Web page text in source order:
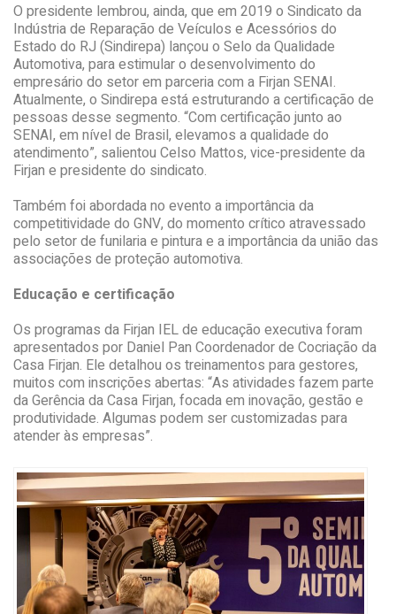
O presidente lembrou, ainda, que em 2019 o Sindicato da
Indústria de Reparação de Veículos e Acessórios do
Estado do RJ (Sindirepa) lançou o Selo da Qualidade
Automotiva, para estimular o desenvolvimento do
empresário do setor em parceria com a Firjan SENAI.
Atualmente, o Sindirepa está estruturando a certificação de
pessoas desse segmento. “Com certificação junto ao
SENAI, em nível de Brasil, elevamos a qualidade do
atendimento”, salientou Celso Mattos, vice-presidente da
Firjan e presidente do sindicato.
Também foi abordada no evento a importância da
competitividade do GNV, do momento crítico atravessado
pelo setor de funilaria e pintura e a importância da união das
associações de proteção automotiva.
Educação e certificação
Os programas da Firjan IEL de educação executiva foram
apresentados por Daniel Pan Coordenador de Cocriação da
Casa Firjan. Ele detalhou os treinamentos para gestores,
muitos com inscrições abertas: “As atividades fazem parte
da Gerência da Casa Firjan, focada em inovação, gestão e
produtividade. Algumas podem ser customizadas para
atender às empresas”.